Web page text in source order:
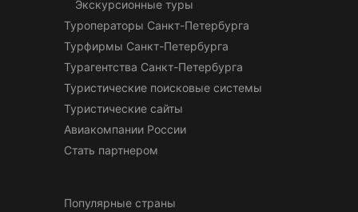
Экскурсионные туры
Туроператоры Санкт-Петербурга
Турфирмы Санкт-Петербурга
Турагентства Санкт-Петербурга
Туристические поисковые системы
Туристические сайты
Авиакомпании России
Стать партнером
Популярные страны